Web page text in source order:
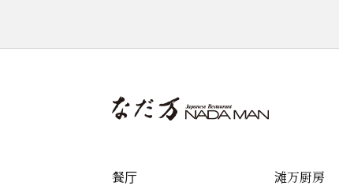
餐厅 滩万厨房